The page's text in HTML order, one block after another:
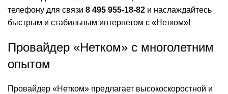
телефону для связи 8 495 955-18-82 и наслаждайтесь
быстрым и стабильным интернетом с «Нетком»!
Провайдер «Нетком» с многолетним
опытом
Провайдер «Нетком» предлагает высокоскоростной и